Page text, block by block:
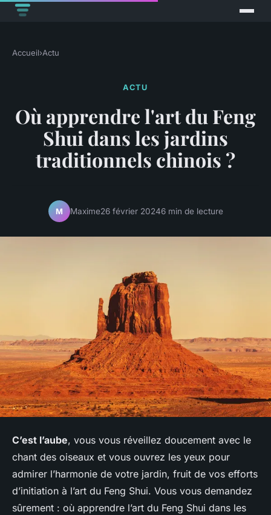
Accueil›Actu
ACTU
Où apprendre l'art du Feng
Shui dans les jardins
traditionnels chinois ?
M Maxime26 février 20246 min de lecture
C’est l’aube, vous vous réveillez doucement avec le
chant des oiseaux et vous ouvrez les yeux pour
admirer l’harmonie de votre jardin, fruit de vos efforts
d’initiation à l’art du Feng Shui. Vous vous demandez
sûrement : où apprendre l’art du Feng Shui dans les